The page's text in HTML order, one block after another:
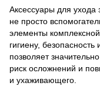
Аксессуары для
не просто
элементы
гигиену,
позволяет
риск осложнений и
и ухаживающего.